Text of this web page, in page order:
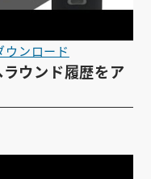
ウンロード
ウンド履歴をア